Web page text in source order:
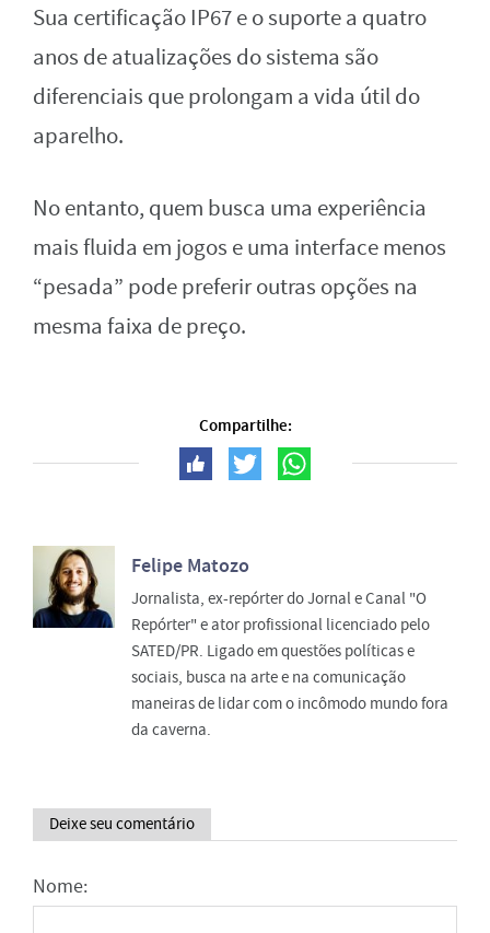
Sua certificação IP67 e o suporte a quatro
anos de atualizações do sistema são
diferenciais que prolongam a vida útil do
aparelho.
No entanto, quem busca uma experiência
mais fluida em jogos e uma interface menos
“pesada” pode preferir outras opções na
mesma faixa de preço.
Compartilhe:
Felipe Matozo
Jornalista, ex-repórter do Jornal e Canal "O
Repórter" e ator profissional licenciado pelo
SATED/PR. Ligado em questões políticas e
sociais, busca na arte e na comunicação
maneiras de lidar com o incômodo mundo fora
da caverna.
Deixe seu comentário
Nome: